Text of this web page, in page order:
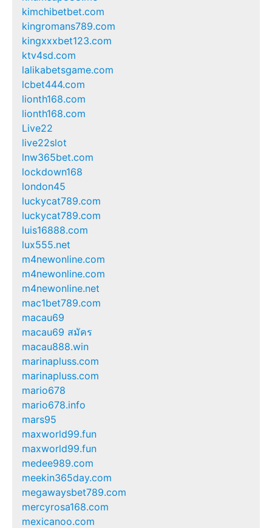
kimchibetbet.com
kingromans789.com
kingxxxbet123.com
ktv4sd.com
lalikabetsgame.com
lcbet444.com
lionth168.com
lionth168.com
Live22
live22slot
lnw365bet.com
lockdown168
london45
luckycat789.com
luckycat789.com
luis16888.com
lux555.net
m4newonline.com
m4newonline.com
m4newonline.net
mac1bet789.com
macau69
macau69 สมัคร
macau888.win
marinapluss.com
marinapluss.com
mario678
mario678.info
mars95
maxworld99.fun
maxworld99.fun
medee989.com
meekin365day.com
megawaysbet789.com
mercyrosa168.com
mexicanoo.com